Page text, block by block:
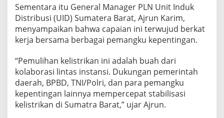
Sementara itu General Manager PLN Unit Induk
Distribusi (UID) Sumatera Barat, Ajrun Karim,
menyampaikan bahwa capaian ini terwujud berkat
kerja bersama berbagai pemangku kepentingan.
“Pemulihan kelistrikan ini adalah buah dari
kolaborasi lintas instansi. Dukungan pemerintah
daerah, BPBD, TNI/Polri, dan para pemangku
kepentingan lainnya mempercepat stabilisasi
kelistrikan di Sumatra Barat,” ujar Ajrun.